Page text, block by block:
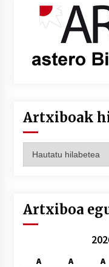
Artxiboak
hilez
Artxiboa
A A A